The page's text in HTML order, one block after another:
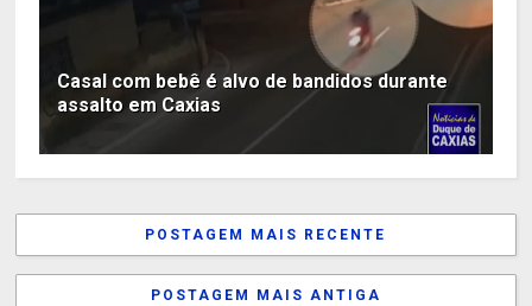
Casal com bebê é alvo de bandidos durante
assalto em Caxias
POSTAGEM MAIS RECENTE
POSTAGEM MAIS ANTIGA